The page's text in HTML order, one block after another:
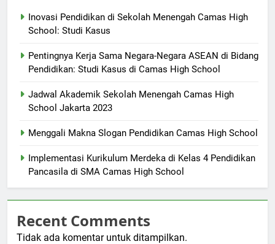
Inovasi Pendidikan di Sekolah Menengah Camas High
School: Studi Kasus
Pentingnya Kerja Sama Negara-Negara ASEAN di Bidang
Pendidikan: Studi Kasus di Camas High School
Jadwal Akademik Sekolah Menengah Camas High
School Jakarta 2023
Menggali Makna Slogan Pendidikan Camas High School
Implementasi Kurikulum Merdeka di Kelas 4 Pendidikan
Pancasila di SMA Camas High School
Recent Comments
Tidak ada komentar untuk ditampilkan.